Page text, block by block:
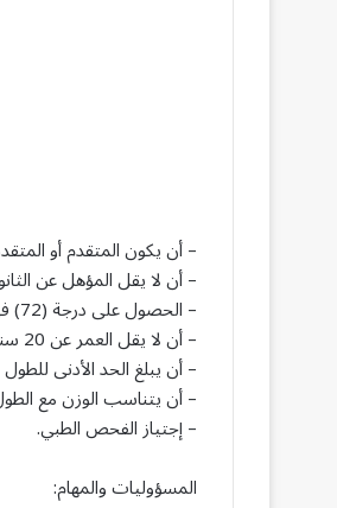
– أن يكون المتقدم أو
– أن لا يقل المؤهل عن
– الحصول على درجة (72) في اختبار اللغة الإنجليزية من قياس (STEP).
– أن لا يقل العمر عن 20 سنة ولا يزيد عن 30 سنة (حسب التقويم الهجري).
– أن يبلغ الحد الأدنى للطول مع رفع الذراع 212
– أن يتناسب الوزن مع
– إجتياز الفحص الطبي.
المسؤوليات والمهام: